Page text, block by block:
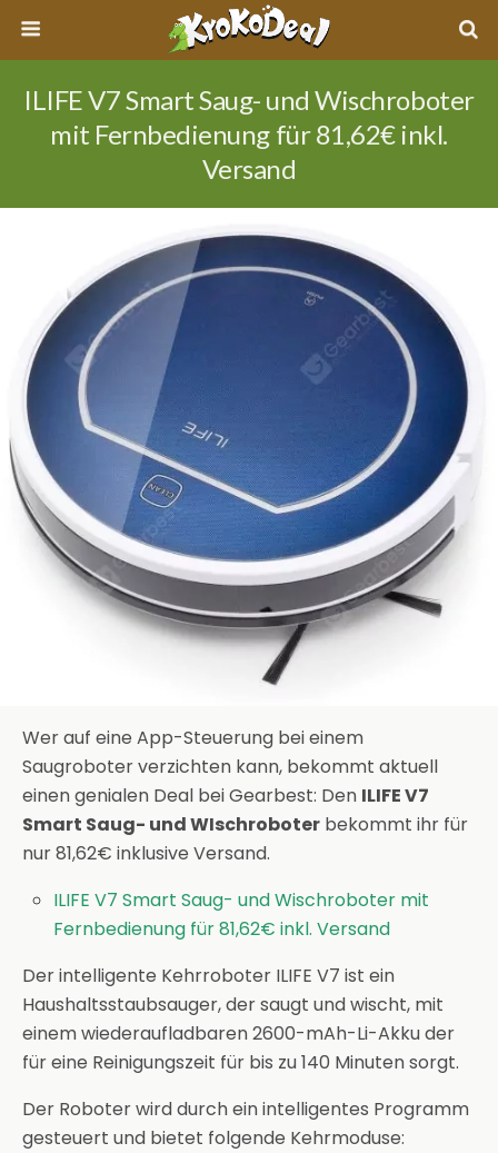
ILIFE V7 Smart Saug- und Wischroboter
mit Fernbedienung für 81,62€ inkl.
Versand
Wer auf eine App-Steuerung bei einem
Saugroboter verzichten kann, bekommt aktuell
einen genialen Deal bei Gearbest: Den ILIFE V7
Smart Saug- und WIschroboter bekommt ihr für
nur 81,62€ inklusive Versand.
ILIFE V7 Smart Saug- und Wischroboter mit
Fernbedienung für 81,62€ inkl. Versand
Der intelligente Kehrroboter ILIFE V7 ist ein
Haushaltsstaubsauger, der saugt und wischt, mit
einem wiederaufladbaren 2600-mAh-Li-Akku der
für eine Reinigungszeit für bis zu 140 Minuten sorgt.
Der Roboter wird durch ein intelligentes Programm
gesteuert und bietet folgende Kehrmoduse: